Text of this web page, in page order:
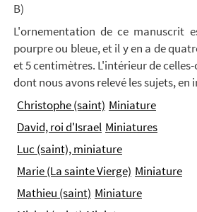
en largeur et 9...
B)
L'ornementation de ce manuscrit
pourpre ou bleue, et il y en a de
et 5 centimètres. L'intérieur de
dont nous avons relevé les sujets,
Christophe (saint) Miniature
David, roi d'Israel Miniatures
Luc (saint), miniature
Marie (La sainte Vierge) Miniature
Mathieu (saint) Miniature